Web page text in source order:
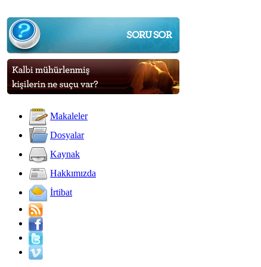
Makaleler
Dosyalar
Kaynak
Hakkımızda
İrtibat